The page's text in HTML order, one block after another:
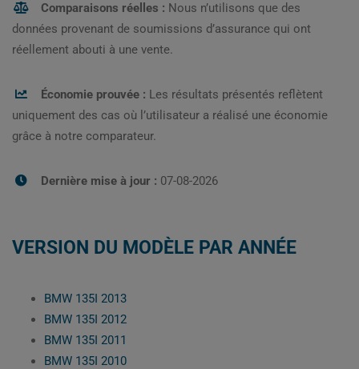
Comparaisons réelles : Nous n’utilisons que des
données provenant de soumissions d’assurance qui ont
réellement abouti à une vente.
Économie prouvée : Les résultats présentés reflètent
uniquement des cas où l’utilisateur a réalisé une économie
grâce à notre comparateur.
Dernière mise à jour : 07-08-2026
VERSION DU MODÈLE PAR ANNÉE
BMW 135I 2013
BMW 135I 2012
BMW 135I 2011
BMW 135I 2010